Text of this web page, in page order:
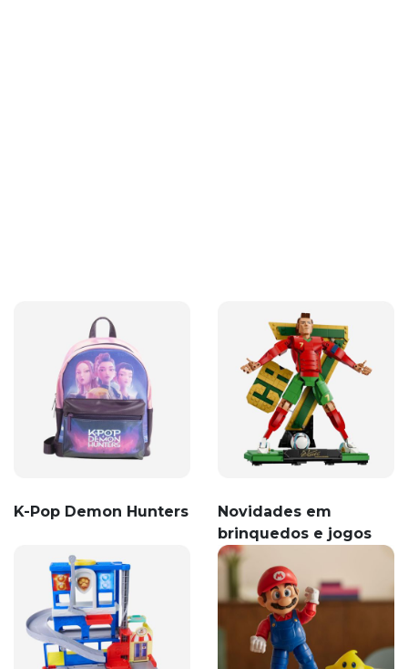
K-Pop Demon Hunters
Novidades em
brinquedos e jogos